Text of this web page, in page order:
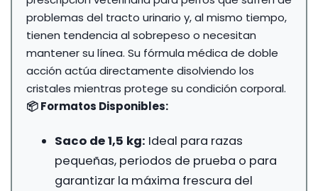
problemas del tracto urinario y, al mismo tiempo,
tienen tendencia al sobrepeso o necesitan
mantener su línea. Su fórmula médica de doble
acción actúa directamente disolviendo los
cristales mientras protege su condición corporal.
📦 Formatos Disponibles:
Saco de 1,5 kg: Ideal para razas
pequeñas, periodos de prueba o para
garantizar la máxima frescura del